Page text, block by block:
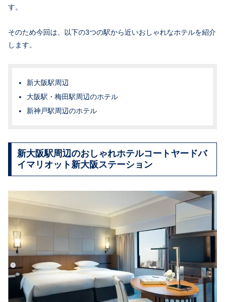
す。
そのため今回は、以下の3つの駅から近いおしゃれなホテルを紹介
します。
新大阪駅周辺
大阪駅・梅田駅周辺のホテル
新神戸駅周辺のホテル
新大阪駅周辺のおしゃれホテルコートヤードバ
イマリオット新大阪ステーション